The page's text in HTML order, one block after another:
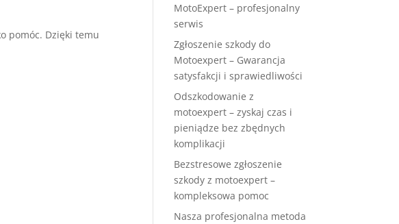
pomóc. Dzięki temu
MotoExpert – profesjonalny
serwis
Zgłoszenie szkody do
Motoexpert – Gwarancja
satysfakcji i sprawiedliwości
Odszkodowanie z
motoexpert – zyskaj czas i
pieniądze bez zbędnych
komplikacji
Bezstresowe zgłoszenie
szkody z motoexpert –
kompleksowa pomoc
Nasza profesjonalna metoda